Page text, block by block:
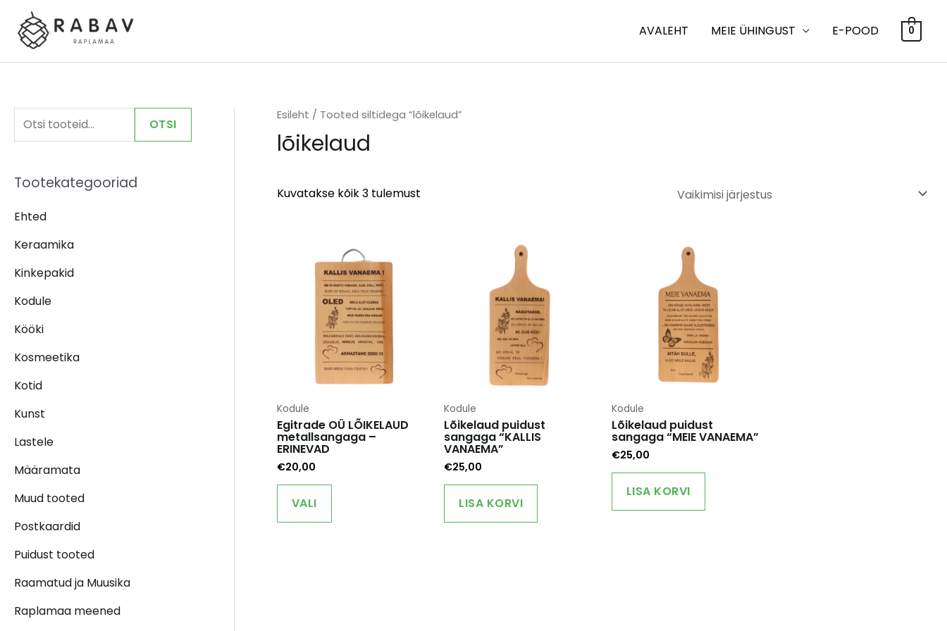
content
AVALEHT MEIE ÜHINGUST E-POOD 0
t
OTSI
Tootekategooriad
Ehted
Keraamika
Kinkepakid
Kodule
Kööki
Kosmeetika
Kotid
Kunst
Lastele
Määramata
Muud tooted
Postkaardid
Puidust tooted
Raamatud ja Muusika
Raplamaa meened
Esileht / Tooted siltidega “lõikelaud”
lõikelaud
Kuvatakse kõik 3 tulemust
Kodule
Egitrade OÜ LÕIKELAUD
metallsangaga –
ERINEVAD
€20,00
VALI
This
Kodule
Lõikelaud puidust
sangaga “KALLIS
VANAEMA”
€25,00
LISA KORVI
Kodule
Lõikelaud puidust
sangaga “MEIE VANAEMA”
€25,00
LISA KORVI